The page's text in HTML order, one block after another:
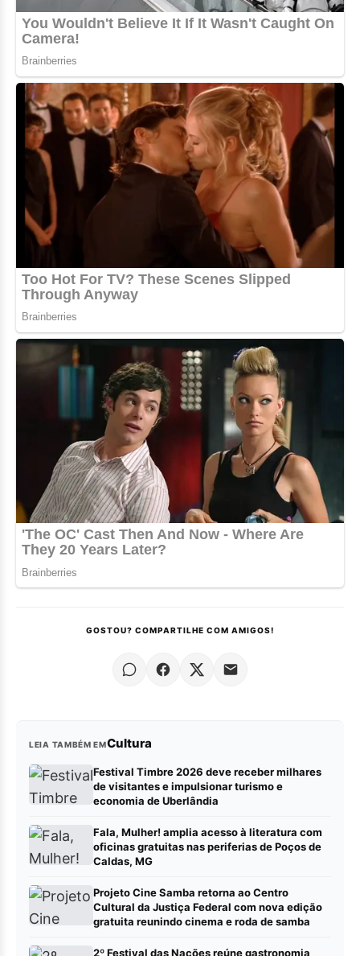
GOSTOU? COMPARTILHE COM AMIGOS!
LEIA TAMBÉM EMCultura
Festival Timbre 2026 deve receber milhares
de visitantes e impulsionar turismo e
economia de Uberlândia
Fala, Mulher! amplia acesso à literatura com
oficinas gratuitas nas periferias de Poços de
Caldas, MG
Projeto Cine Samba retorna ao Centro
Cultural da Justiça Federal com nova edição
gratuita reunindo cinema e roda de samba
2º Festival das Nações reúne gastronomia